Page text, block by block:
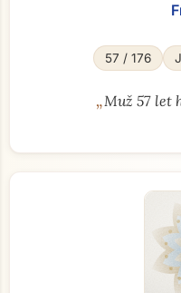
57 / 176
„Muž 57 let